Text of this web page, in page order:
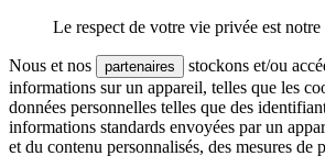
Le respect de votre vie privée est
Nous et nos partenaires
stockons et/ou
informations sur un appareil, telles que les
données personnelles telles que des
informations standards envoyées par un
et du contenu personnalisés, des mesures de